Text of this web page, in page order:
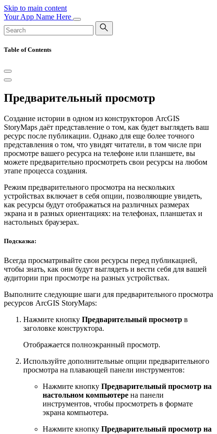
Skip to main content
Your App Name Here
Table of Contents
Предварительный просмотр
Создание истории в одном из конструкторов ArcGIS
StoryMaps даёт представление о том, как будет выглядеть ваш
ресурс после публикации. Однако для еще более точного
представления о том, что увидят читатели, в том числе при
просмотре вашего ресурса на телефоне или планшете, вы
можете предварительно просмотреть свои ресурсы на любом
этапе процесса создания.
Режим предварительного просмотра на нескольких
устройствах включает в себя опции, позволяющие увидеть,
как ресурсы будут отображаться на различных размерах
экрана и в разных ориентациях: на телефонах, планшетах и
настольных браузерах.
Подсказка:
Всегда просматривайте свои ресурсы перед публикацией,
чтобы знать, как они будут выглядеть и вести себя для вашей
аудитории при просмотре на разных устройствах.
Выполните следующие шаги для предварительного просмотра
ресурсов ArcGIS StoryMaps:
Нажмите кнопку Предварительный просмотр в
заголовке конструктора.
Отображается полноэкранный просмотр.
Используйте дополнительные опции предварительного
просмотра на плавающей панели инструментов:
Нажмите кнопку Предварительный просмотр на
настольном компьютере на панели
инструментов, чтобы просмотреть в формате
экрана компьютера.
Нажмите кнопку Предварительный просмотр на